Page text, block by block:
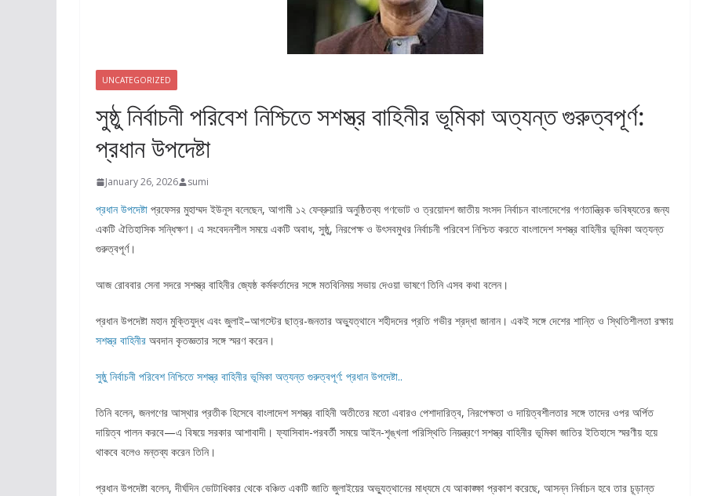
UNCATEGORIZED
সুষ্ঠু নির্বাচনী পরিবেশ নিশ্চিতে সশস্ত্র বাহিনীর ভূমিকা অত্যন্ত গুরুত্বপূর্ণ:
প্রধান উপদেষ্টা
January 26, 2026 sumi
প্রধান উপদেষ্টা প্রফেসর মুহাম্মদ ইউনূস বলেছেন, আগামী ১২ ফেব্রুয়ারি অনুষ্ঠিতব্য গণভোট ও ত্রয়োদশ জাতীয় সংসদ নির্বাচন বাংলাদেশের গণতান্ত্রিক ভবিষ্যতের জন্য
একটি ঐতিহাসিক সন্ধিক্ষণ। এ সংবেদনশীল সময়ে একটি অবাধ, সুষ্ঠু, নিরপেক্ষ ও উৎসবমুখর নির্বাচনী পরিবেশ নিশ্চিত করতে বাংলাদেশ সশস্ত্র বাহিনীর ভূমিকা অত্যন্ত
গুরুত্বপূর্ণ।
আজ রোববার সেনা সদরে সশস্ত্র বাহিনীর জ্যেষ্ঠ কর্মকর্তাদের সঙ্গে মতবিনিময় সভায় দেওয়া ভাষণে তিনি এসব কথা বলেন।
প্রধান উপদেষ্টা মহান মুক্তিযুদ্ধ এবং জুলাই–আগস্টের ছাত্র-জনতার অভ্যুত্থানে শহীদদের প্রতি গভীর শ্রদ্ধা জানান। একই সঙ্গে দেশের শান্তি ও স্থিতিশীলতা রক্ষায়
সশস্ত্র বাহিনীর অবদান কৃতজ্ঞতার সঙ্গে স্মরণ করেন।
সুষ্ঠু নির্বাচনী পরিবেশ নিশ্চিতে সশস্ত্র বাহিনীর ভূমিকা অত্যন্ত গুরুত্বপূর্ণ: প্রধান উপদেষ্টা..
তিনি বলেন, জনগণের আস্থার প্রতীক হিসেবে বাংলাদেশ সশস্ত্র বাহিনী অতীতের মতো এবারও পেশাদারিত্ব, নিরপেক্ষতা ও দায়িত্বশীলতার সঙ্গে তাদের ওপর অর্পিত
দায়িত্ব পালন করবে—এ বিষয়ে সরকার আশাবাদী। ফ্যাসিবাদ-পরবর্তী সময়ে আইন-শৃঙ্খলা পরিস্থিতি নিয়ন্ত্রণে সশস্ত্র বাহিনীর ভূমিকা জাতির ইতিহাসে স্মরণীয় হয়ে
থাকবে বলেও মন্তব্য করেন তিনি।
প্রধান উপদেষ্টা বলেন, দীর্ঘদিন ভোটাধিকার থেকে বঞ্চিত একটি জাতি জুলাইয়ের অভ্যুত্থানের মাধ্যমে যে আকাঙ্ক্ষা প্রকাশ করেছে, আসন্ন নির্বাচন হবে তার চূড়ান্ত